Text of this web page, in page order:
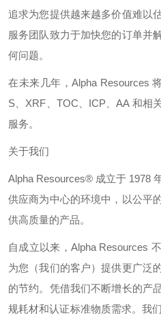
追求为您提供越来越多价值难以
服务团队致力于加快您的订单并
何问题。
在未来几年，Alpha Resources
S
XRF TOC ICP 、AA 和相
服务。
关于我们
Alpha Resources® 成立于 1978
供应商为中心的环境中，以公平
供高质量的产品。
自成立以来， Alpha Resources
为您（我们的客户）提供更广泛
的节约。凭借我们不断增长的产
规耗材和认证标准物质需求。我